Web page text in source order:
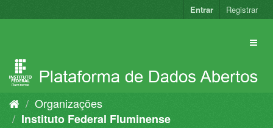
para
Entrar Registrar
Organizações
Instituto Federal Fluminense